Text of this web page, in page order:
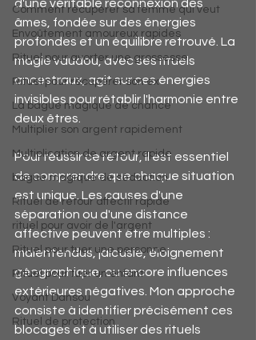
Comment récupérer sa femme qui veut
Envoûtement amoureux rapides
Rituel pour avorter une grossesse
Rituel pour récupérer son ex
La bague magique de chance
Multiplier son argent rapidement
Multiplication de argent rapide
bague magique de séduction
Rituel de retour affectif rapide
rituel pour avoir de l'argent
Rituel pour tuer une personne
Rituel pour tuer un enfant
Voyant Dansou
Rituel de protection
d'une véritable reconnexion des
âmes, fondée sur des énergies
profondes et un équilibre retrouvé. La
magie vaudou, avec ses rituels
ancestraux, agit sur ces énergies
invisibles pour rétablir l'harmonie entre
deux êtres.
Pour réussir ce retour, il est essentiel
de comprendre que chaque situation
est unique. Les causes d'une
séparation ou d'une distance
affective peuvent être multiples :
malentendus, jalousie, éloignement
géographique, ou encore influences
extérieures négatives. Mon approche
consiste à identifier précisément ces
blocages et à utiliser des rituels